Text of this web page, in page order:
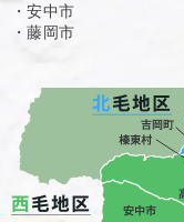
・安中市
・藤岡市